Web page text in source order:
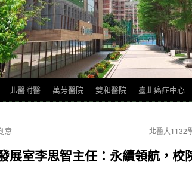
北醫附醫 萬芳醫院 雙和醫院 臺北癌症中心
意 北醫大1132
展室李思智主任：永續領航，校